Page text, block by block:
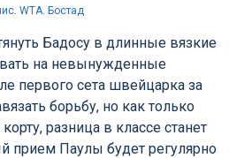
. WTA. Бостад
Бадосу в длинные вязкие
на невынужденные
первого сета швейцарка за
борьбу, но как только
разница в классе станет
прием Паулы будет регулярно